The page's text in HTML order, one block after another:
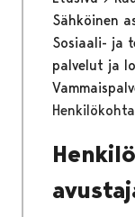
Sähköinen
Sosiaali- ja
palvelut ja